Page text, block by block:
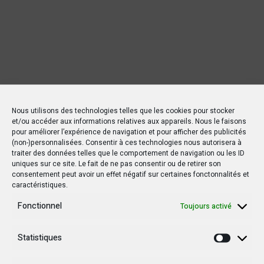
Nous utilisons des technologies telles que les cookies pour stocker
et/ou accéder aux informations relatives aux appareils. Nous le faisons
pour améliorer l’expérience de navigation et pour afficher des publicités
(non-)personnalisées. Consentir à ces technologies nous autorisera à
traiter des données telles que le comportement de navigation ou les ID
uniques sur ce site. Le fait de ne pas consentir ou de retirer son
consentement peut avoir un effet négatif sur certaines fonctonnalités et
caractéristiques.
Fonctionnel Toujours activé
Statistiques
Nouvelles Récentes
Jean-Noël Barrot, chef de la diplomatie